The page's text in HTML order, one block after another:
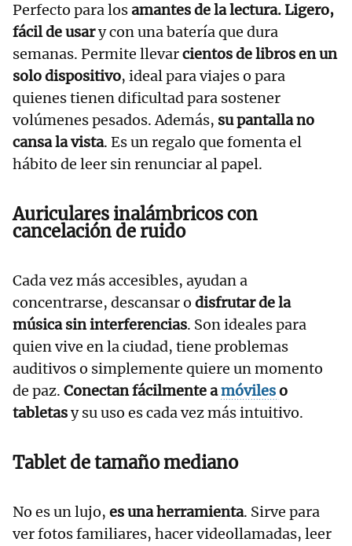
Perfecto para losamantes de la lectura. Ligero,
fácil de usary con una batería que dura
semanas. Permite llevarcientos de libros en un
solo dispositivo, ideal para viajes o para
quienes tienen dificultad para sostener
volúmenes pesados. Además, su pantalla no
cansa la vista. Es un regalo que fomenta el
hábito de leer sin renunciar al papel.
Auriculares inalámbricos con
cancelación de ruido
Cada vez más accesibles, ayudan a
concentrarse, descansar o disfrutar de la
música sin interferencias. Son ideales para
quien vive en la ciudad, tiene problemas
auditivos o simplemente quiere un momento
de paz. Conectan fácilmente amóvileso
tabletasy su uso es cada vez más intuitivo.
Tablet de tamaño mediano
No es un lujo, es una herramienta. Sirve para
ver fotos familiares, hacer videollamadas, leer